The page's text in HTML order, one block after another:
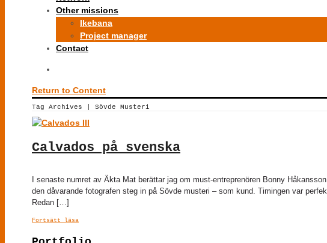
Other missions
Ikebana
Project manager
Contact
Return to Content
Tag Archives | Sövde Musteri
Calvados på svenska
I senaste numret av Äkta Mat berättar jag om must-entreprenören Bonny
den dåvarande fotografen steg in på Sövde musteri – som kund. Timingen var
Redan […]
Fortsätt läsa